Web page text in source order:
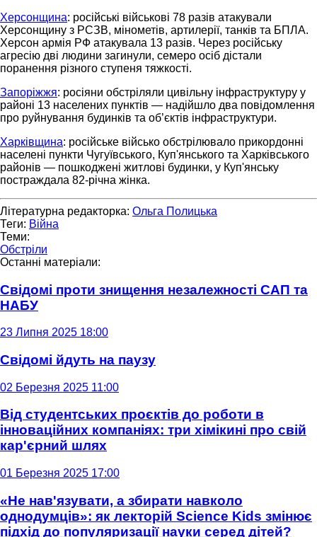
Херсонщина: російські військові 78 разів атакували
Херсонщину з РСЗВ, мінометів, артилерії, танків та БПЛА.
Херсон армія РФ атакувала 13 разів. Через російську
агресію дві людини загинули, семеро осіб дістали
поранення різного ступеня тяжкості.
Запоріжжя: росіяни обстріляли цивільну інфраструктуру у
районі 13 населених пунктів — надійшло два повідомлення
про руйнування будинків та об’єктів інфраструктури.
Харківщина: російське військо обстрілювало прикордонні
населені пункти Чугуївського, Куп'янського та Харківського
районів — пошкоджені житлові будинки, у Куп'янську
постраждала 82-річна жінка.
Літературна редакторка: Ольга Полицька
Теги: Війна
Теми:
Обстріли
Останні матеріали:
Свідомі проти знищення незалежності САП та
НАБУ
23 Липня 2025 18:00
Свідомі йдуть на паузу
02 Березня 2025 11:00
Від студентських проєктів до роботи в
інноваційних компаніях: три хімікині про свій
кар'єрний шлях
01 Березня 2025 17:00
«Не нав'язувати, а збирати навколо
однодумців»: як лекторій Science Kids змінює
підхід до популяризації науки серед дітей?